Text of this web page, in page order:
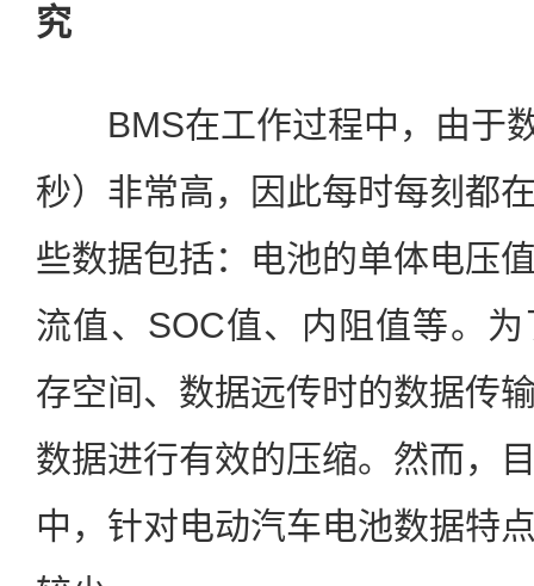
究
BMS在工作过程中，由于
秒）非常高，因此每时每刻都
些数据包括：电池的单体电压
流值、SOC值、内阻值等。
存空间、数据远传时的数据传
数据进行有效的压缩。然而，
中，针对电动汽车电池数据特